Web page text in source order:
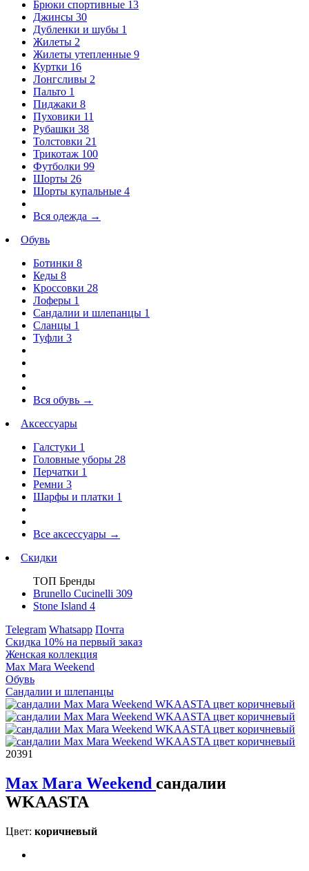
Брюки спортивные 13
Джинсы 30
Дубленки и шубы 1
Жилеты 2
Жилеты утепленные 9
Куртки 16
Лонгсливы 2
Пальто 1
Пиджаки 8
Пуховики 11
Рубашки 38
Толстовки 21
Трикотаж 100
Футболки 99
Шорты 26
Шорты купальные 4
Вся одежда →
Обувь
Ботинки 8
Кеды 8
Кроссовки 28
Лоферы 1
Сандалии и шлепанцы 1
Сланцы 1
Туфли 3
Вся обувь →
Аксессуары
Галстуки 1
Головные уборы 28
Перчатки 1
Ремни 3
Шарфы и платки 1
Все аксессуары →
Скидки
ТОП Бренды
Brunello Cucinelli 309
Stone Island 4
Telegram Whatsapp Почта
Скидка 10% на первый заказ
Женская коллекция
Max Mara Weekend
Обувь
Сандалии и шлепанцы
20391
Max Mara Weekend сандалии
WKAASTA
Цвет: коричневый